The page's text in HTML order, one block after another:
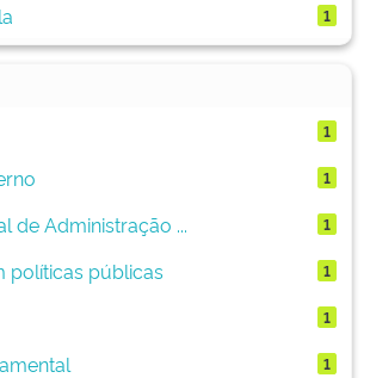
1
1
1
de Administração ... 1
políticas públicas 1
1
1